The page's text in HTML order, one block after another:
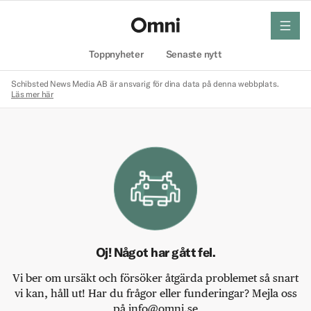
Toppnyheter Senaste nytt
meny
Schibsted News Media AB är ansvarig för dina data på denna webbplats.
Läs mer här
Oj! Något har gått fel.
Vi ber om ursäkt och försöker åtgärda problemet så snart
vi kan, håll ut! Har du frågor eller funderingar? Mejla oss